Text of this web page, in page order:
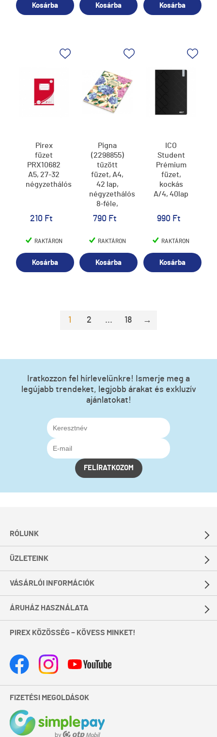
Kosárba Kosárba
SZÁMKÖR
8*8 MM
Kosárba
Pirex
füzet
PRX10682
A5, 27-32
négyzethálós
210 Ft
RAKTÁRON
Kosárba
Pigna
(2298855)
tűzött
füzet, A4,
42 lap,
négyzethálós,
8-féle,
Nature
Flowers
790 Ft
RAKTÁRON
Kosárba
ICO
Student
Prémium
füzet,
kockás
A/4, 40lap
990 Ft
RAKTÁRON
Kosárba
1 2 ... 18 →
Iratkozzon fel hírlevelünkre! Ismerje meg a
legújabb trendeket, legjobb árakat és exkluzív
ajánlatokat!
FELÍRATKOZOM
RÓLUNK
ÜZLETEINK
VÁSÁRLÓI INFORMÁCIÓK
ÁRUHÁZ HASZNÁLATA
PIREX KÖZÖSSÉG – KÖVESS MINKET!
FIZETÉSI MEGOLDÁSOK